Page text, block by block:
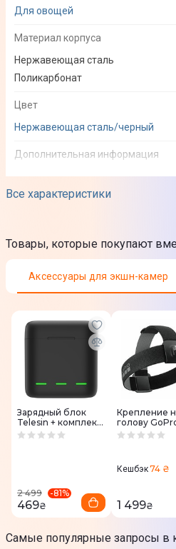
Все характеристики
Для овощей
Материал корпуса
Нержавеющая сталь
Поликарбонат
Цвет
Нержавеющая сталь/черный
Дополнительная информация
Автоматическое отделение
Особенности
Защита от перегрева и
Система "капля-стоп"
Загрузка целых овощей и фруктов
Да
Система прямой подачи сока
Да
Система реверса
Да
Механическое
Товары, которые покупают
Аксессуары для экшн-камер
Зарядный блок
Telesin + комплект
батарей для GoPro
2 499 -81%
469₴
Крепление
голову
Strap +
Кешбэк74 ₴
1 499₴
Самые популярные запросы в